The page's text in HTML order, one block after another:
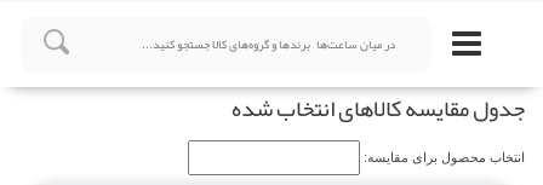
جدول مقایسه کالاهای انتخاب شده
انتخاب محصول برای مقایسه: